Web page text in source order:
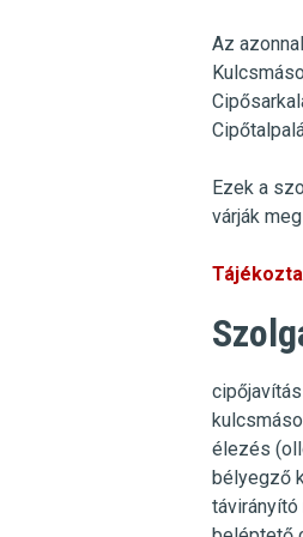
Az
Ezek a
várják
élezés
bélyegző